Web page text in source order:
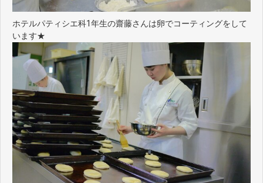
ホテルパティシエ科1年生の齋藤さんは卵でコーティングをして
います★